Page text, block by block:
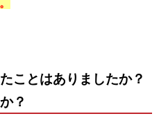
ことはありましたか？
？